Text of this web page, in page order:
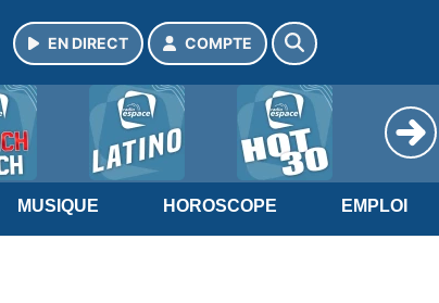
EN DIRECT COMPTE
MUSIQUE HOROSCOPE EMPLOI